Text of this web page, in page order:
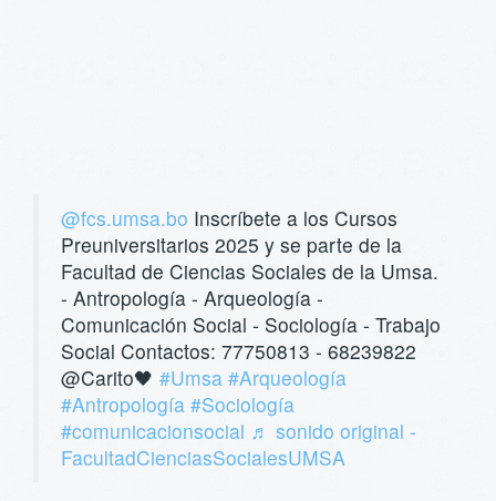
@fcs.umsa.bo Inscríbete a los Cursos
Preuniversitarios 2025 y se parte de la
Facultad de Ciencias Sociales de la Umsa.
- Antropología - Arqueología -
Comunicación Social - Sociología - Trabajo
Social Contactos: 77750813 - 68239822
@Carito🖤 #Umsa #Arqueología
#Antropología #Sociología
#comunicacionsocial ♬ sonido original -
FacultadCienciasSocialesUMSA